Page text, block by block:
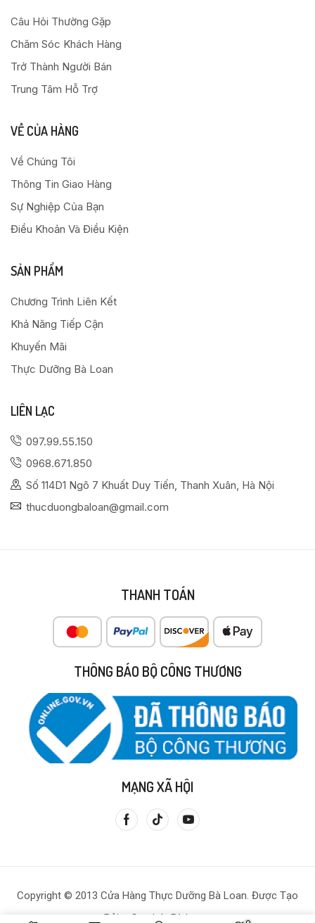
Câu Hỏi Thường Gặp
Chăm Sóc Khách Hàng
Trở Thành Người Bán
Trung Tâm Hỗ Trợ
VỀ CỦA HÀNG
Về Chúng Tôi
Thông Tin Giao Hàng
Sự Nghiệp Của Bạn
Điều Khoản Và Điều Kiện
SẢN PHẨM
Chương Trình Liên Kết
Khả Năng Tiếp Cận
Khuyến Mãi
Thực Dưỡng Bà Loan
LIÊN LẠC
097.99.55.150
0968.671.850
Số 114D1 Ngõ 7 Khuất Duy Tiến, Thanh Xuân, Hà Nội
thucduongbaloan@gmail.com
THANH TOÁN
THÔNG BÁO BỘ CÔNG THƯƠNG
MẠNG XÃ HỘI
Copyright © 2013 Cửa Hàng Thực Dưỡng Bà Loan. Được Tạo
Bởi – Gạo Lứt Bà Loan.